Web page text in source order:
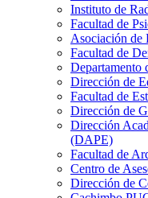
Instituto de
Facultad de
Asociación de
Facultad de
Departamento
Dirección de
Facultad de
Dirección de
Dirección
(DAPE)
Facultad de
Centro de
Dirección de